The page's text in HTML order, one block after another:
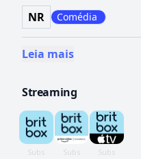
NR Comédia
Leia mais
Streaming